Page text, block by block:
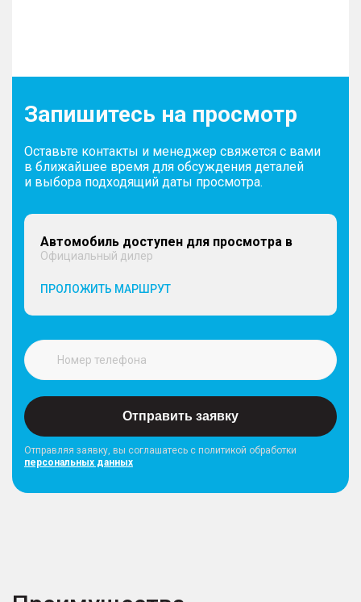
Запишитесь на просмотр
Оставьте контакты и менеджер свяжется с вами
в ближайшее время для обсуждения деталей
и выбора подходящий даты просмотра.
Автомобиль доступен для просмотра в
Официальный дилер
ПРОЛОЖИТЬ МАРШРУТ
Отправить заявку
Отправляя заявку, вы соглашатесь с политикой обработки
персональных данных